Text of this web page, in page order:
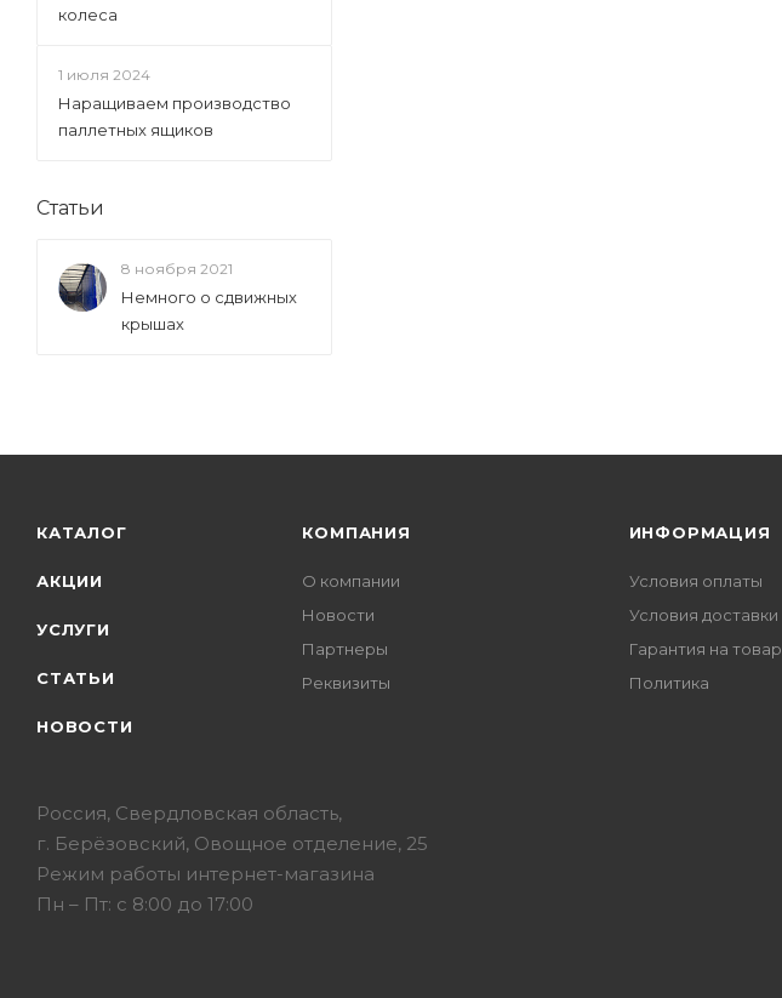
колеса
1 июля 2024
Наращиваем производство
паллетных ящиков
Статьи
8 ноября 2021
Немного о сдвижных
крышах
КАТАЛОГ
АКЦИИ
УСЛУГИ
СТАТЬИ
НОВОСТИ
КОМПАНИЯ
О компании
Новости
Партнеры
Реквизиты
ИНФОРМАЦИЯ
Условия оплаты
Условия доставки
Гарантия на товар
Политика
Россия, Свердловская область,
г. Берёзовский, Овощное отделение, 25
Режим работы интернет-магазина
Пн – Пт: с 8:00 до 17:00